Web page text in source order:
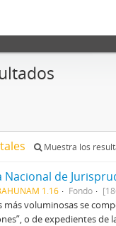
Muestra los
Nacional de
1.16 Fondo
más voluminosas se
o de expedientes de